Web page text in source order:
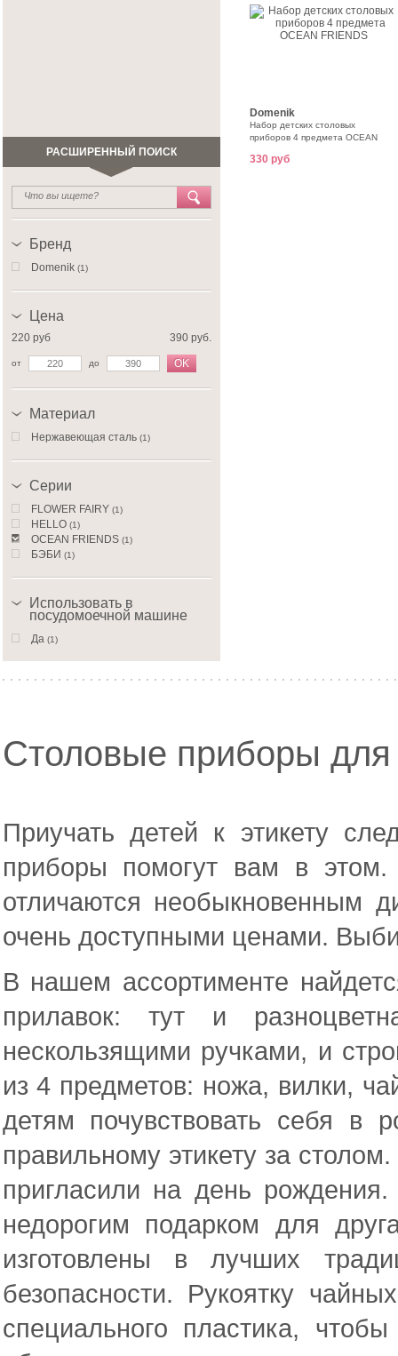
РАСШИРЕННЫЙ ПОИСК
Бренд
Domenik (1)
Цена
220 руб 390 руб.
от до OK
Материал
Нержавеющая сталь (1)
Серии
FLOWER FAIRY (1)
HELLO (1)
OCEAN FRIENDS (1)
БЭБИ (1)
Использовать в
посудомоечной машине
Да (1)
Domenik
Набор детских столовых
приборов 4 предмета OCEAN
330 руб
Столовые приборы для
Приучать детей к этикету
приборы помогут вам в
отличаются необыкновенным
очень доступными ценами.
В нашем ассортименте
прилавок: тут и
нескользящими ручками, и
из 4 предметов: ножа, вилки,
детям почувствовать себя в
правильному этикету за
пригласили на день
недорогим подарком для
изготовлены в лучших
безопасности. Рукоятку
специального пластика,